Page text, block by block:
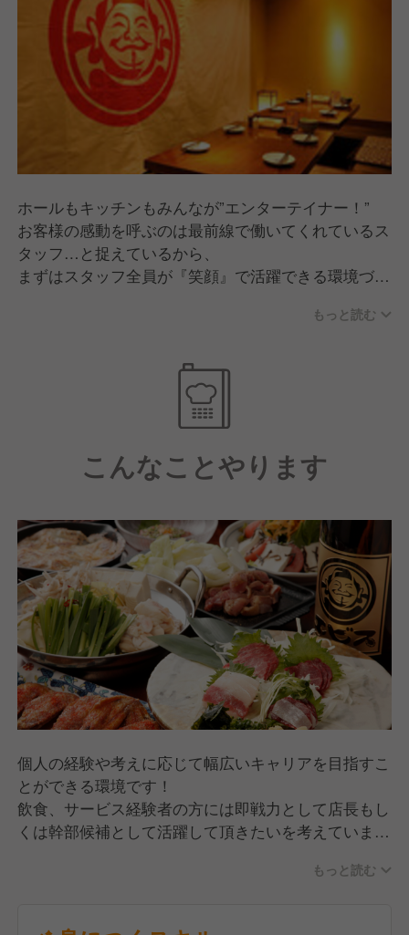
ホールもキッチンもみんなが”エンターテイナー！”
お客様の感動を呼ぶのは最前線で働いてくれているス
タッフ…と捉えているから、
まずはスタッフ全員が『笑顔』で活躍できる環境づく
りを公平に評価し、スピード感をもって昇進昇格を目
また、230店舗90業態を運営する弊社の管理により福
利厚生や労務環境も充実しており、経験問わず様々な
方が安心して活躍できる環境です。
事業規模拡大により様々なキャリアアップ環境をご用
年間休日は業界TOPクラスの年間107日◎
もっと読む
こんなことやります
個人の経験や考えに応じて幅広いキャリアを目指すこ
とができる環境です！
飲食、サービス経験者の方には即戦力として店長もし
くは幹部候補として活躍して頂きたいを考えていま
その為、作業のみではなく店舗の総合的なマネージメ
もっと読む